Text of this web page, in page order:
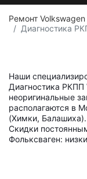
Ремонт Volkswagen
Диагностика
Наши
Диагностика РКПП
неоригинальные
располагаются в
(Химки, Балашиха).
Скидки
Фольксваген: